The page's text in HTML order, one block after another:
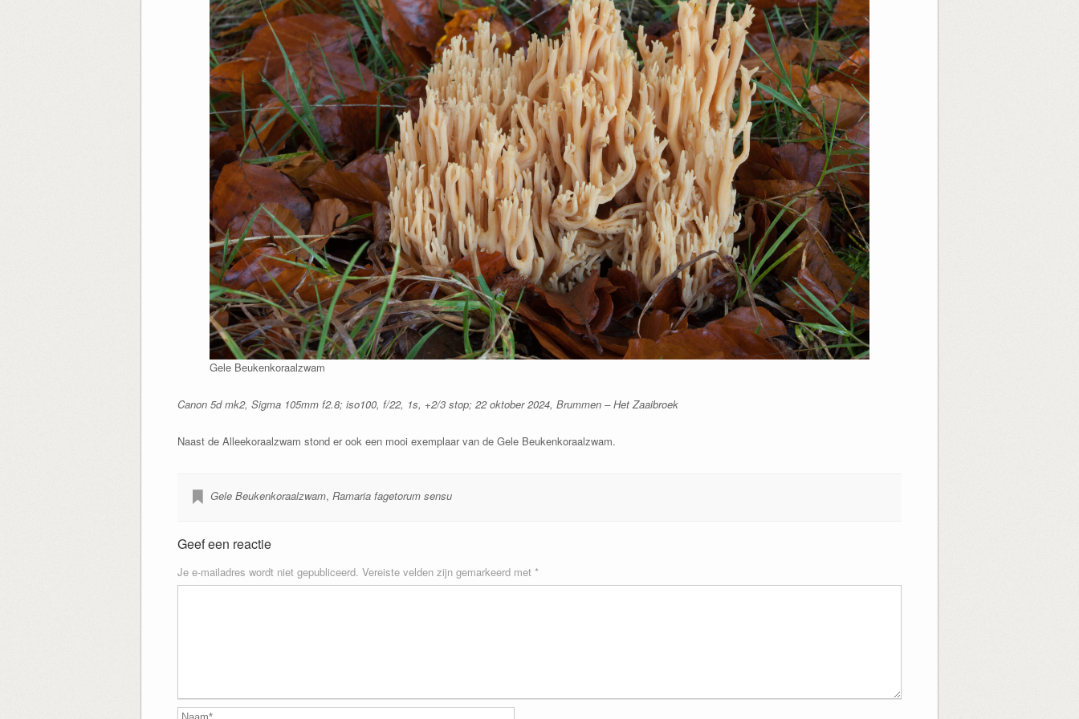
Gele Beukenkoraalzwam
Canon 5d mk2, Sigma 105mm f2.8; iso100, f/22, 1s, +2/3 stop; 22 oktober 2024, Brummen – Het Zaaibroek
Naast de Alleekoraalzwam stond er ook een mooi exemplaar van de Gele Beukenkoraalzwam.
Gele Beukenkoraalzwam, Ramaria fagetorum sensu
Geef een reactie
Je e-mailadres wordt niet gepubliceerd. Vereiste velden zijn gemarkeerd met *